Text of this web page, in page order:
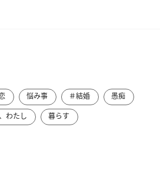
悩み事 ＃結婚
愚痴
わたし 暮らす